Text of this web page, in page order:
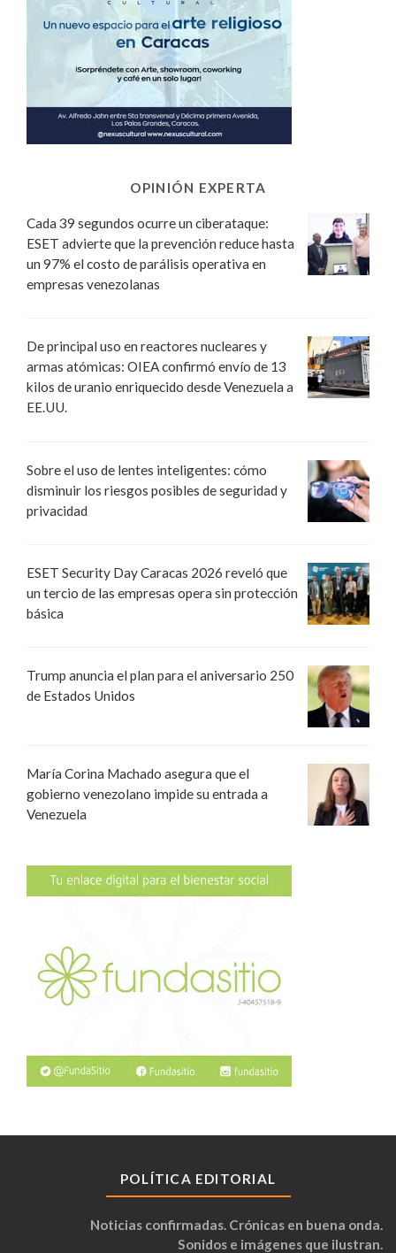
OPINIÓN EXPERTA
Cada 39 segundos ocurre un ciberataque:
ESET advierte que la prevención reduce hasta
un 97% el costo de parálisis operativa en
empresas venezolanas
De principal uso en reactores nucleares y
armas atómicas: OIEA confirmó envío de 13
kilos de uranio enriquecido desde Venezuela a
EE.UU.
Sobre el uso de lentes inteligentes: cómo
disminuir los riesgos posibles de seguridad y
privacidad
ESET Security Day Caracas 2026 reveló que
un tercio de las empresas opera sin protección
básica
Trump anuncia el plan para el aniversario 250
de Estados Unidos
María Corina Machado asegura que el
gobierno venezolano impide su entrada a
Venezuela
POLÍTICA EDITORIAL
Noticias confirmadas. Crónicas en buena onda.
Sonidos e imágenes que ilustran.